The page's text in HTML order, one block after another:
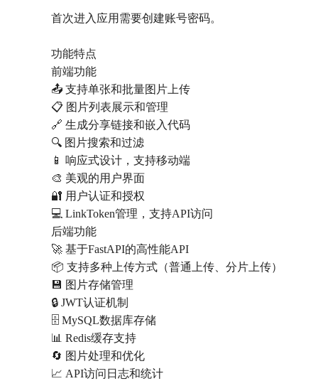
首次进入应用需要创建账号密码。
功能特点
前端功能
📤 支持单张和批量图片上传
📋 图片列表展示和管理
🔗 生成分享链接和嵌入代码
🔍 图片搜索和过滤
📱 响应式设计，支持移动端
🎨 美观的用户界面
🔐 用户认证和授权
💻 LinkToken管理，支持API访问
后端功能
🚀 基于FastAPI的高性能API
📦 支持多种上传方式（普通上传、分片上传）
💾 图片存储管理
🔒 JWT认证机制
🗄️ MySQL数据库存储
📊 Redis缓存支持
🔄 图片处理和优化
📈 API访问日志和统计